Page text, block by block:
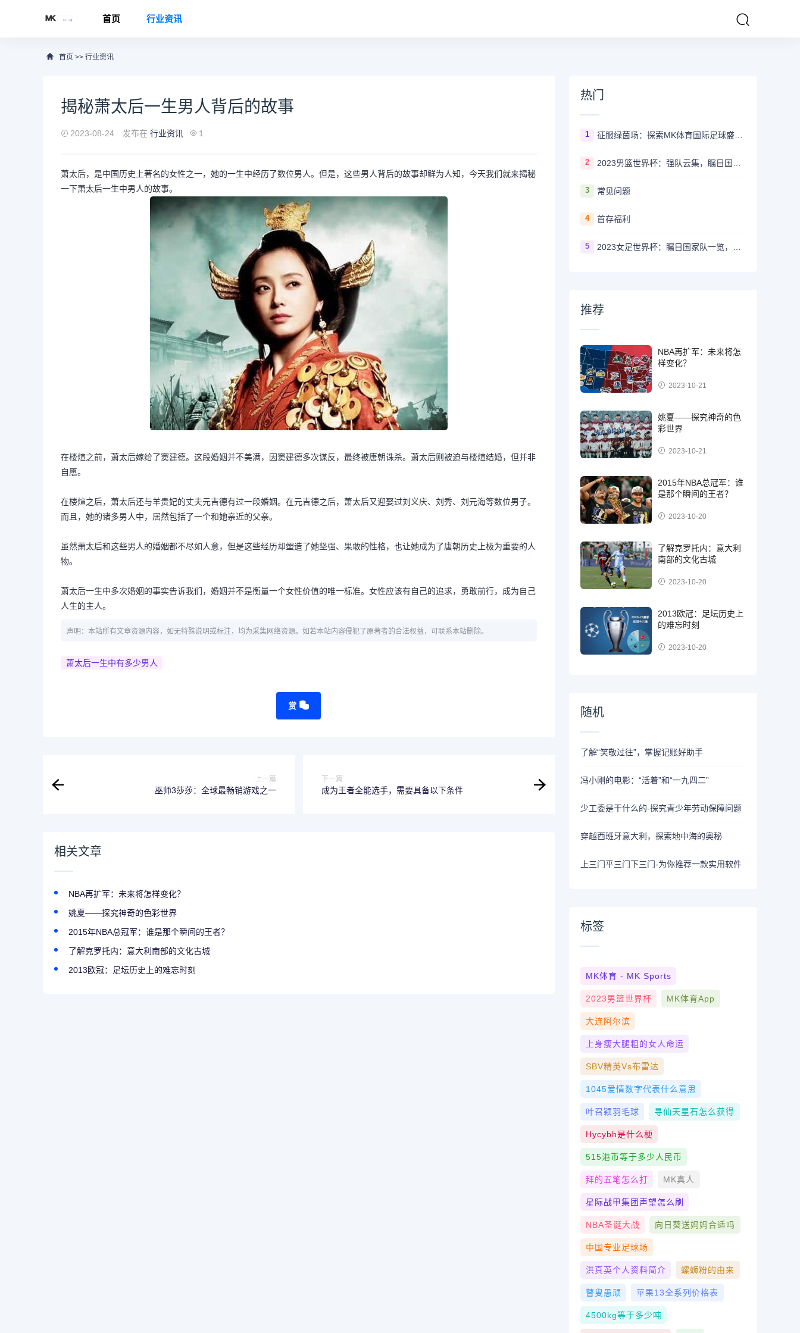
首页 行业资讯
首页 >> 行业资讯
揭秘萧太后一生男人背后的故事
2023-08-24 发布在 行业资讯 1
萧太后，是中国历史上著名的女性之一，她的一生中经历了数位男人。但是，这些男人背后的故事却鲜为人知，今天我们就来揭秘
一下萧太后一生中男人的故事。
在楼煊之前，萧太后嫁给了窦建德。这段婚姻并不美满，因窦建德多次谋反，最终被唐朝诛杀。萧太后则被迫与楼煊结婚，但并非
自愿。
在楼煊之后，萧太后还与羊贵妃的丈夫元吉德有过一段婚姻。在元吉德之后，萧太后又迎娶过刘义庆、刘秀、刘元海等数位男子。
而且，她的诸多男人中，居然包括了一个和她亲近的父亲。
虽然萧太后和这些男人的婚姻都不尽如人意，但是这些经历却塑造了她坚强、果敢的性格，也让她成为了唐朝历史上极为重要的人
物。
萧太后一生中多次婚姻的事实告诉我们，婚姻并不是衡量一个女性价值的唯一标准。女性应该有自己的追求，勇敢前行，成为自己
人生的主人。
声明：本站所有文章资源内容，如无特殊说明或标注，均为采集网络资源。如若本站内容侵犯了原著者的合法权益，可联系本站删除。
萧太后一生中有多少男人
赏
上一篇
巫师3莎莎：全球最畅销游戏之一
下一篇
成为王者全能选手，需要具备以下条件
相关文章
NBA再扩军：未来将怎样变化？
姚夏——探究神奇的色彩世界
2015年NBA总冠军：谁是那个瞬间的王者？
了解克罗托内：意大利南部的文化古城
2013欧冠：足坛历史上的难忘时刻
热门
1 征服绿茵场：探索MK体育国际足球盛事的辉煌传奇
2
3 常见问题
4 首存福利
5
推荐
NBA再扩军：未来将怎
样变化？
2023-10-21
姚夏——探究神奇的色
彩世界
2023-10-21
2015年NBA总冠军：谁
是那个瞬间的王者？
2023-10-20
了解克罗托内：意大利
南部的文化古城
2023-10-20
2013欧冠：足坛历史上
的难忘时刻
2023-10-20
随机
了解“笑敬过往”，掌握记账好助手
冯小刚的电影：“活着”和“一九四二”
少工委是干什么的-探究青少年劳动保障问题
穿越西班牙意大利，探索地中海的奥秘
上三门平三门下三门-为你推荐一款实用软件
标签
MK体育 - MK Sports
2023男篮世界杯 MK体育App
大连阿尔滨
上身瘦大腿粗的女人命运
SBV精英vs布雷达
1045爱情数字代表什么意思
叶召颖羽毛球 寻仙天星石怎么获得
Hycybh是什么梗
515港币等于多少人民币
拜的五笔怎么打 MK真人
星际战甲集团声望怎么刷
NBA圣诞大战 向日葵送妈妈合适吗
中国专业足球场
洪真英个人资料简介 螺蛳粉的由来
瞽叟愚顽 苹果13全系列价格表
4500kg等于多少吨